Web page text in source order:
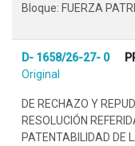
Bloque: FUERZA
D- 1658/26-27- 0
Original
DE RECHAZO Y
RESOLUCIÓN
PATENTABILIDAD DE